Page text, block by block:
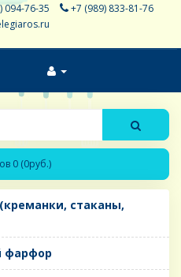
094-76-35
+7 (989) 833-81-76
0 (0руб.)
стаканы,
фарфор